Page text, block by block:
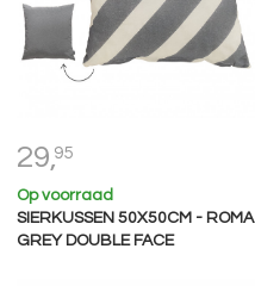
29,95
Op voorraad
SIERKUSSEN 50X50CM - ROMA
GREY DOUBLE FACE